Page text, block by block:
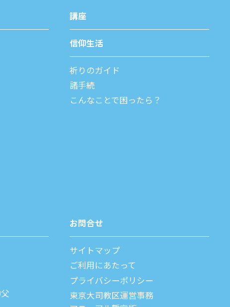
講座
信仰⽣活
祈りのガイド
諸⼿続
こんなことで困ったら？
お問合せ
サイトマップ
ご利⽤にあたって
プライバシーポリシー
東京大司教区運営事務